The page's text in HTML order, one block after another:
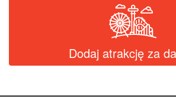
Dodaj atrakcję za